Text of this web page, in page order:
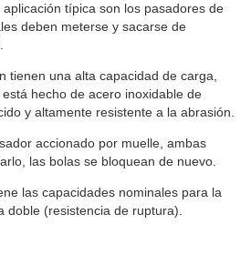
típica son los pasadores de
deben meterse y sacarse de
tienen una alta capacidad de carga,
hecho de acero inoxidable de
y altamente resistente a la abrasión.
accionado por muelle, ambas
las bolas se bloquean de nuevo.
las capacidades nominales para la
doble (resistencia de ruptura).